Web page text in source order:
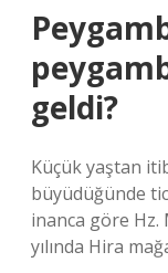
geldi?
Küçük yaştan
büyüdüğünde
inanca göre Hz.
yılında Hira